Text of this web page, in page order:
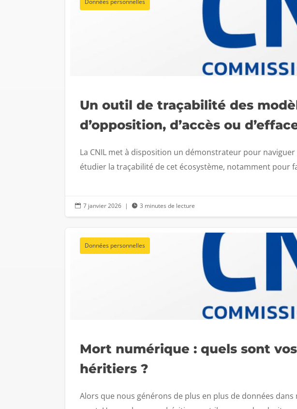
Données personnelles
Un outil de traçabilité des
d’opposition, d’accès ou
La CNIL met à disposition un démonstrateur pour
étudier la traçabilité de cet écosystème, notamment pour
 7 janvier 2026 |  3 minutes de lecture
Données personnelles
Mort numérique : quels sont
héritiers ?
Alors que nous générons de plus en plus de données